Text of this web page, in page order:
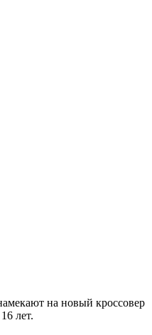
на новый кроссовер
лет.